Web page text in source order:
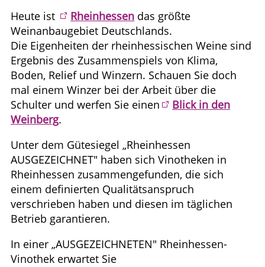
Heute ist
Rheinhessen das größte
Weinanbaugebiet Deutschlands.
Die Eigenheiten der rheinhessischen Weine sind
Ergebnis des Zusammenspiels von Klima,
Boden, Relief und Winzern. Schauen Sie doch
mal einem Winzer bei der Arbeit über die
Schulter und werfen Sie einen
Blick in den
Weinberg.
Unter dem Gütesiegel „Rheinhessen
AUSGEZEICHNET" haben sich Vinotheken in
Rheinhessen zusammengefunden, die sich
einem definierten Qualitätsanspruch
verschrieben haben und diesen im täglichen
Betrieb garantieren.
In einer „AUSGEZEICHNETEN" Rheinhessen-
Vinothek erwartet Sie